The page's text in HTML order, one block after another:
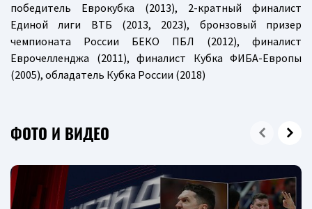
победитель Еврокубка (2013), 2-кратный финалист
Единой лиги ВТБ (2013, 2023), бронзовый призер
чемпионата России БЕКО ПБЛ (2012), финалист
Еврочелленджа (2011), финалист Кубка ФИБА-Европы
(2005), обладатель Кубка России (2018)
ФОТО И ВИДЕО